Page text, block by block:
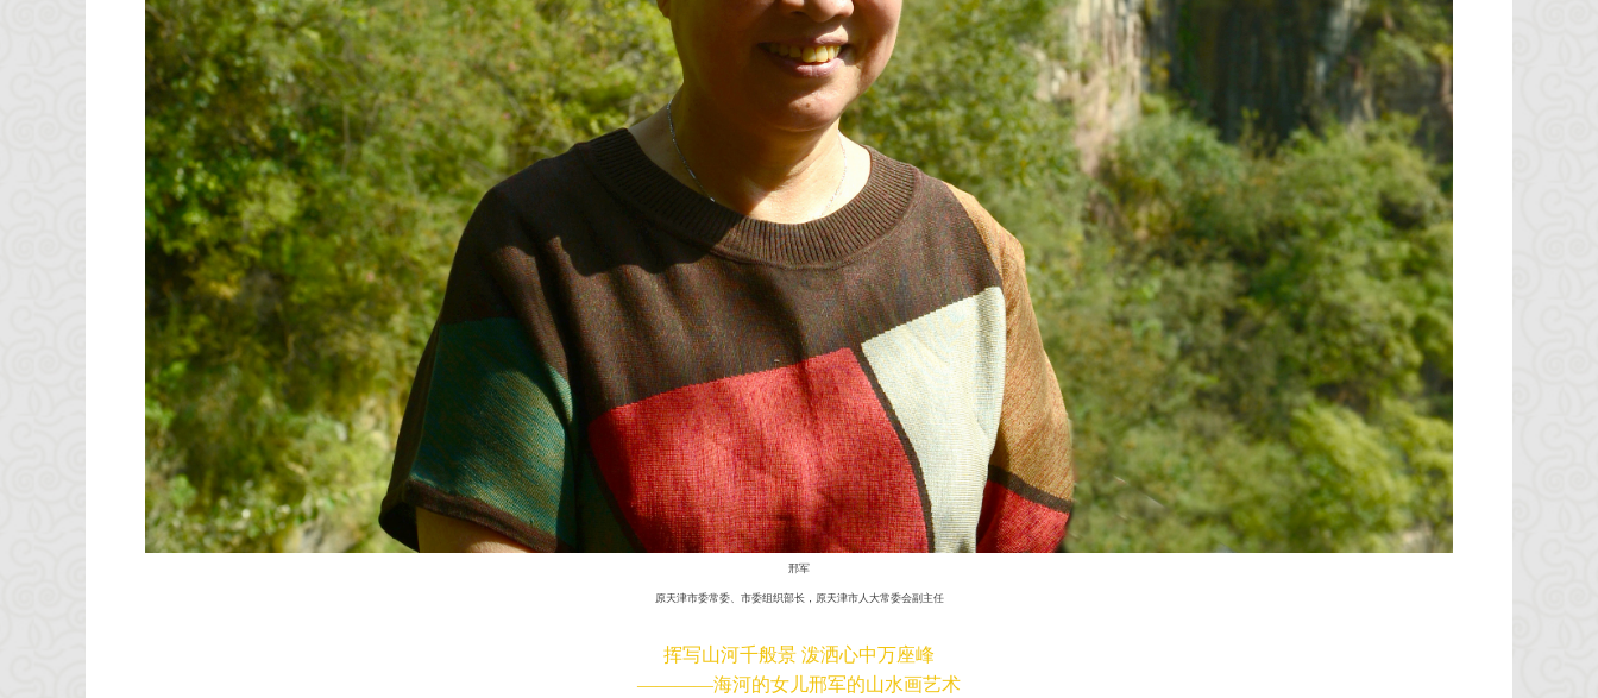
邢军
原天津市委常委、市委组织部长，原天津市人大常委会副主任
挥写山河千般景 泼洒心中万座峰
————海河的女儿邢军的山水画艺术